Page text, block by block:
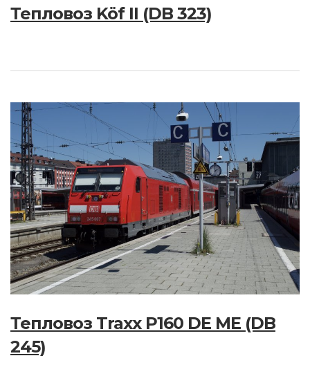
Тепловоз Köf II (DB 323)
Тепловоз Traxx P160 DE ME (DB
245)